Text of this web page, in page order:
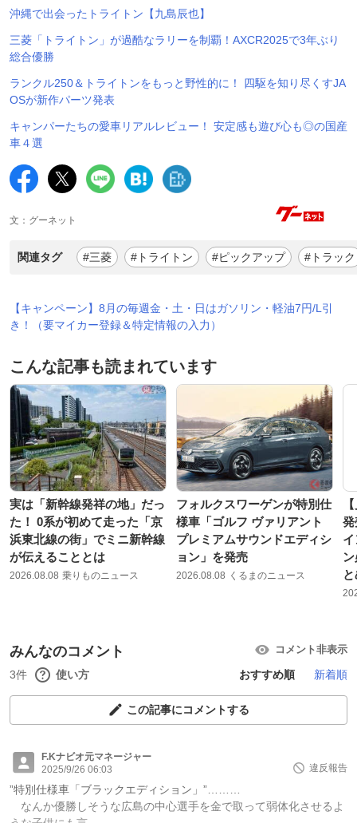
沖縄で出会ったトライトン【九島辰也】
三菱「トライトン」が過酷なラリーを制覇！AXCR2025で3年ぶり
総合優勝
ランクル250＆トライトンをもっと野性的に！ 四駆を知り尽くすJA
OSが新作パーツ発表
キャンパーたちの愛車リアルレビュー！ 安定感も遊び心も◎の国産
車４選
文：グーネット
関連タグ #三菱 #トライトン #ピックアップ #トラック
【キャンペーン】8月の毎週金・土・日はガソリン・軽油7円/L引
き！（要マイカー登録＆特定情報の入力）
こんな記事も読まれています
実は「新幹線発祥の地」だっ
た！ 0系が初めて走った「京
浜東北線の街」でミニ新幹線
が伝えることとは
2026.08.08 乗りものニュース
フォルクスワーゲンが特別仕
様車「ゴルフ ヴァリアント
プレミアムサウンドエディシ
ョン」を発売
2026.08.08 くるまのニュース
発
みんなのコメント コメント非表示
3件 使い方 おすすめ順 新着順
この記事にコメントする
F.Kナビオ元マネージャー
2025/9/26 06:03
違反報告
”特別仕様車「ブラックエディション」”………
なんか優勝しそうな広島の中心選手を金で取って弱体化させるよ